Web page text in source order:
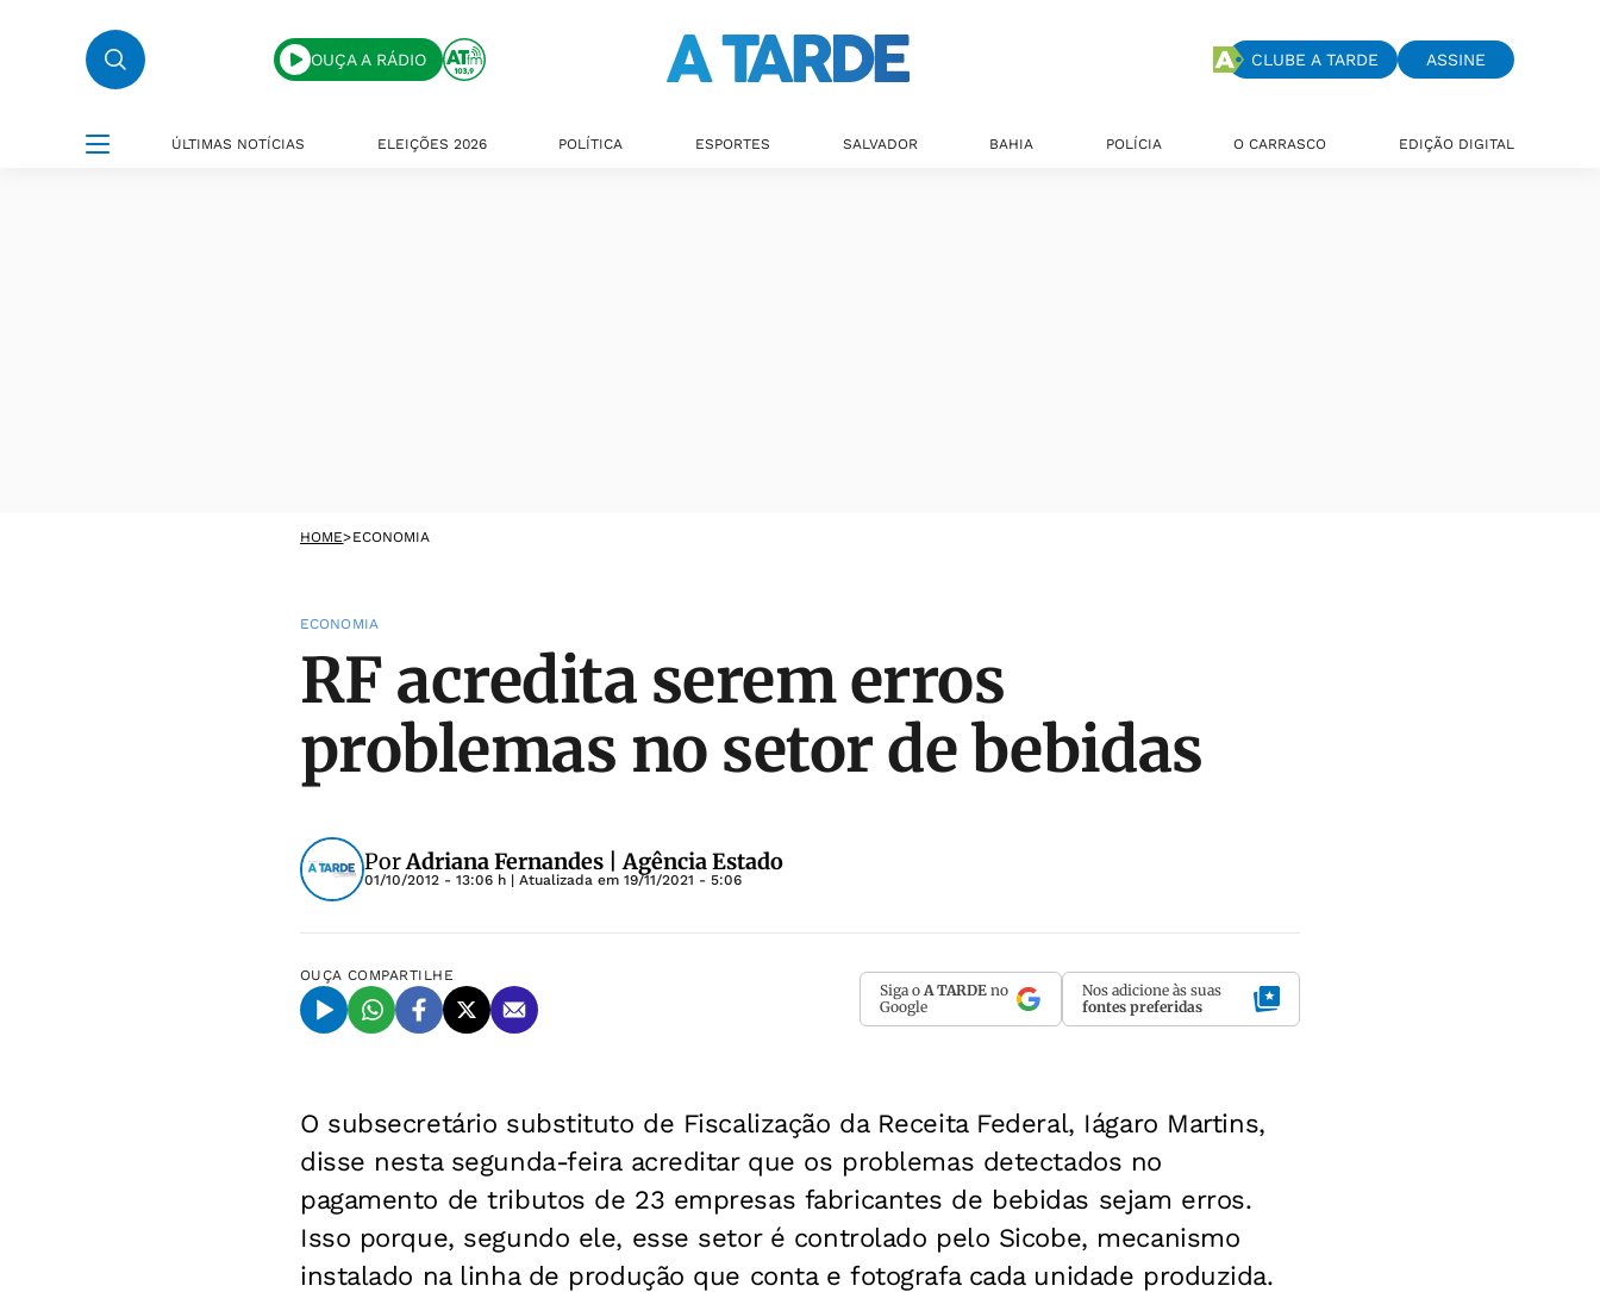
OUÇA A RÁDIO CLUBE A TARDE ASSINE
ÚLTIMAS NOTÍCIAS ELEIÇÕES 2026 POLÍTICA ESPORTES SALVADOR BAHIA POLÍCIA O CARRASCO EDIÇÃO DIGITAL
HOME>ECONOMIA
ECONOMIA
RF acredita serem erros
problemas no setor de bebidas
PorAdriana Fernandes | Agência Estado
01/10/2012 - 13:06 h | Atualizada em 19/11/2021 - 5:06
OUÇA COMPARTILHE
Siga o A TARDE no
Google
Nos adicione às suas
fontes preferidas
O subsecretário substituto de Fiscalização da Receita Federal, Iágaro Martins,
disse nesta segunda-feira acreditar que os problemas detectados no
pagamento de tributos de 23 empresas fabricantes de bebidas sejam erros.
Isso porque, segundo ele, esse setor é controlado pelo Sicobe, mecanismo
instalado na linha de produção que conta e fotografa cada unidade produzida.